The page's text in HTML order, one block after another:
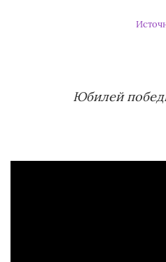
Юбилей